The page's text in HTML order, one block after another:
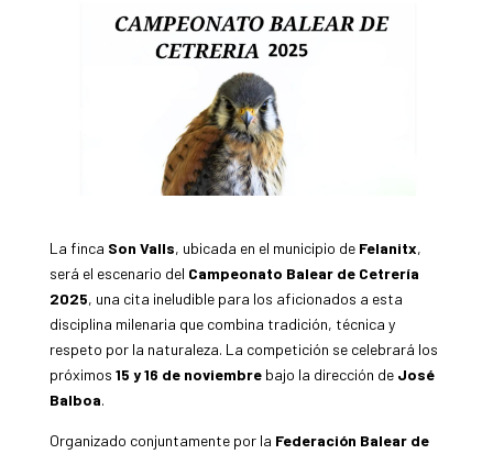
La finca Son Valls, ubicada en el municipio de Felanitx,
será el escenario del Campeonato Balear de Cetrería
2025, una cita ineludible para los aficionados a esta
disciplina milenaria que combina tradición, técnica y
respeto por la naturaleza. La competición se celebrará los
próximos 15 y 16 de noviembre bajo la dirección de José
Balboa.
Organizado conjuntamente por la Federación Balear de